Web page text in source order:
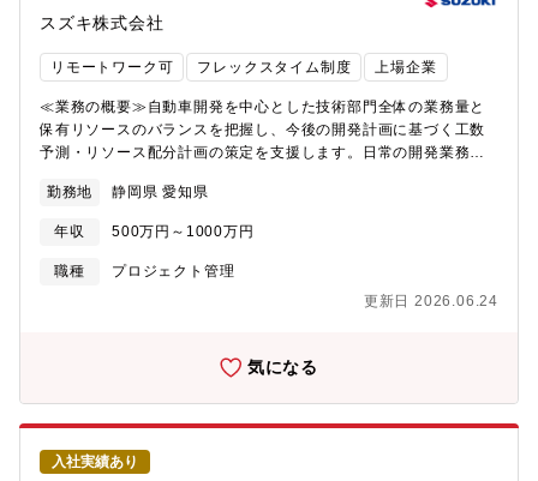
の宇宙開発を最前線で支え、多くの人々の期待を乗せたロケット
を宇宙へ送り出す、極めて高い社会的な意義と達成感をもたらし
ます。・唯一無二のキャリア：本ポジションは、機械、電気、制
御、流体など、幅広い技術領域を横断して関わるため、特定の専
門性を深めるだけでなく、システム全体を俯瞰する総合的なエン
ジニアリング能力が身につきます。・未来への貢献：H3ロケット
の量産化に加え、月面探査や有人宇宙船といった新規プロジェク
キャリアパス】入社後は、OJTを通じて専門知識と業務の流れを
じて、以下のキャリアを目指すことが可能です。■現場指揮者試験
や打ち上げ作業の指揮者として、チームを率い、ミッションの成
し、製造・整備プロセスの全体を統括する。■プロジェクト中核メ
的な側面から中核を担う。【働き方について】原則、名古屋航空
宇宙システム製作所（大江工場）での勤務となります。ただし、
試験・打ち上げ作業のため、種子島宇宙センターや秋田県田代試
験場などへの長期出張が発生します。作業はチームで取り組むた
め、入社後はOJTで仕事を覚えながらご活躍いただけます。【同
社について】・三菱グループの創業者岩崎彌太郎は政府より工部
スズキ株式会社
リモートワーク可 フレックスタイム制度 上場企業
≪業務の概要≫自動車開発を中心とした技術部門全体の業務量と
保有リソースのバランスを把握し、今後の開発計画に基づく工数
予測・リソース配分計画の策定を支援します。日常の開発業務、
リソースの過不足を分析・改善提案することで、部門の安定的か
つ効率的な運営を支えます。<具体的には>・技術部門全体の業務
量（開発・育成・管理業務等）の把握と工数配分計画・長期の開
発計画に基づく工数予測とリソース過不足分析・保有人員・スキ
対応策立案（採用計画、外注活用等）・工数管理ツール・システ
景≫自動車業界を取り巻く環境変化や技術革新が加速する中、そ
れを担う技術部門全体の工数・リソースの適正管理が重要となる
ため、現状把握から長期予測までを担える人財を採用し、管理体
制の強化を図ります。≪部門のミッション≫技術部門全体の業務
効率化と安定的なリソース運営を実現し、長期的な車両開発計画
を確実に遂行できる体制を構築すること。限られた人員・時間を
勤務地 静岡県 愛知県
年収 500万円～1000万円
職種
プロジェクト管理
更新日 2026.06.24
気になる
入社実績あり